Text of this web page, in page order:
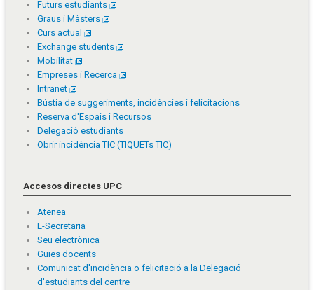
Futurs estudiants
Graus i Màsters
Curs actual
Exchange students
Mobilitat
Empreses i Recerca
Intranet
Bústia de suggeriments, incidències i felicitacions
Reserva d'Espais i Recursos
Delegació estudiants
Obrir incidència TIC (TIQUETs TIC)
Accesos directes UPC
Atenea
E-Secretaria
Seu electrònica
Guies docents
Comunicat d'incidència o felicitació a la Delegació
d'estudiants del centre